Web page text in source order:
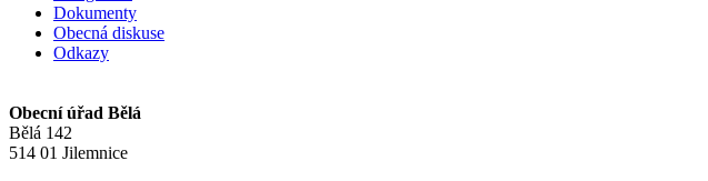
Dokumenty
Obecná diskuse
Odkazy
Obecní úřad Bělá
Bělá 142
514 01 Jilemnice